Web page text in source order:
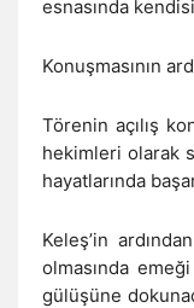
esnasında
Konuşmasının
Törenin açılış
hekimleri olarak
hayatlarında
Keleş’in
olmasında
gülüşüne